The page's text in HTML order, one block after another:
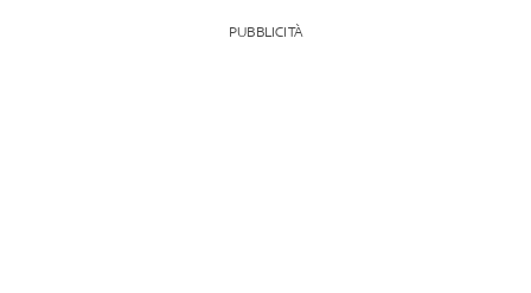
PUBBLICITÀ